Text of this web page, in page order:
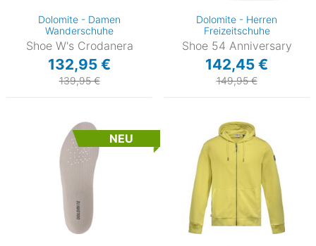
Dolomite - Damen
Wanderschuhe
Shoe W's Crodanera
132,95 €
139,95 €
Dolomite - Herren
Freizeitschuhe
Shoe 54 Anniversary
142,45 €
149,95 €
NEU